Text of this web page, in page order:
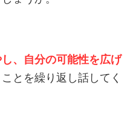
、自分の可能性を広げ
とを繰り返し話してく